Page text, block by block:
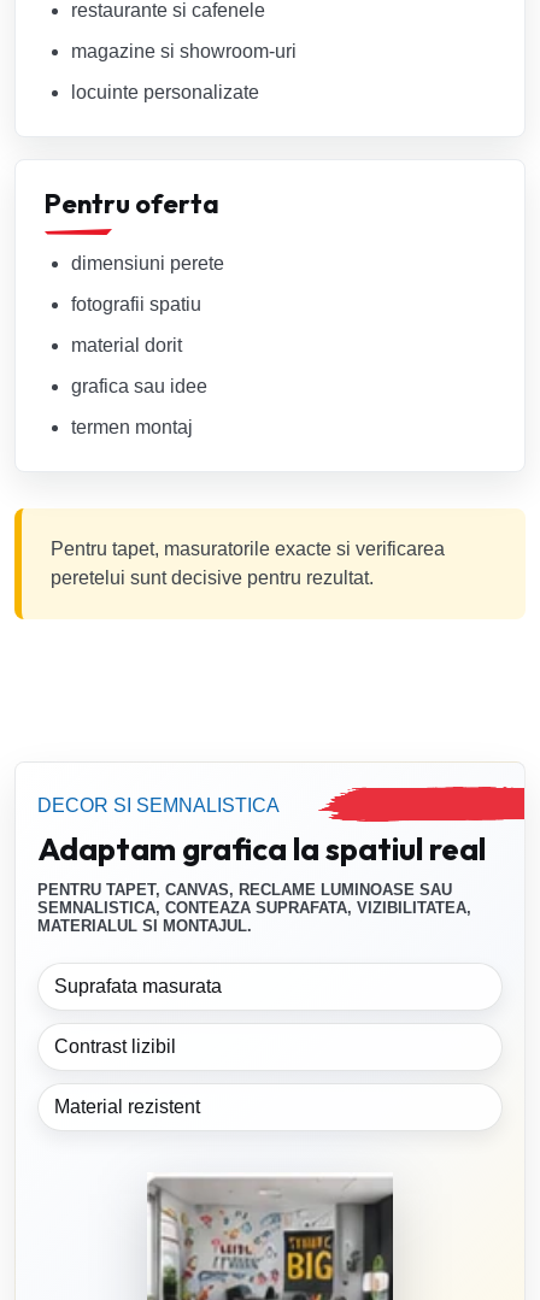
restaurante si cafenele
magazine si showroom-uri
locuinte personalizate
Pentru oferta
dimensiuni perete
fotografii spatiu
material dorit
grafica sau idee
termen montaj
Pentru tapet, masuratorile exacte si verificarea
peretelui sunt decisive pentru rezultat.
DECOR SI SEMNALISTICA
Adaptam grafica la spatiul real
PENTRU TAPET, CANVAS, RECLAME LUMINOASE SAU
SEMNALISTICA, CONTEAZA SUPRAFATA, VIZIBILITATEA,
MATERIALUL SI MONTAJUL.
Suprafata masurata
Contrast lizibil
Material rezistent